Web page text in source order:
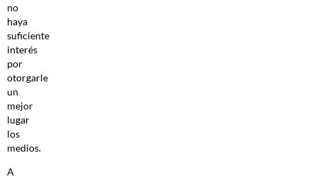
no
haya
suficiente
interés
por
otorgarle
un
mejor
lugar
los
medios.
A